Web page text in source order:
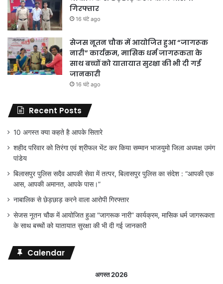
गिरफ्तार
16 घंटे ago
सेजस नूतन चौक में आयोजित हुआ “जागरूक
नारी” कार्यक्रम, मासिक धर्म जागरूकता के
साथ बच्चों को यातायात सुरक्षा की भी दी गई
जानकारी
16 घंटे ago
Recent Posts
10 अगस्त क्या कहते है आपके सितारे
शहीद परिवार को तिरंगा एवं श्रीफल भेंट कर किया सम्मान भाजयुमो जिला अध्यक्ष उमंग
पांडेय
बिलासपुर पुलिस सदैव आपकी सेवा में तत्पर, बिलासपुर पुलिस का संदेश : “आपकी एक
आस, आपकी अमानत, आपके पास।”
नाबालिक से छेड़छाड़ करने वाला आरोपी गिरफ्तार
सेजस नूतन चौक में आयोजित हुआ “जागरूक नारी” कार्यक्रम, मासिक धर्म जागरूकता
के साथ बच्चों को यातायात सुरक्षा की भी दी गई जानकारी
Calendar
अगस्त 2026